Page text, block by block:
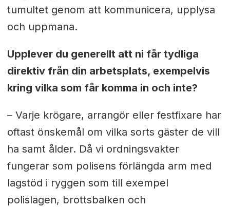
tumultet genom att kommunicera, upplysa
och uppmana.
Upplever du generellt att ni får tydliga
direktiv från din arbetsplats, exempelvis
kring vilka som får komma in och inte?
– Varje krögare, arrangör eller festfixare har
oftast önskemål om vilka sorts gäster de vill
ha samt ålder. Då vi ordningsvakter
fungerar som polisens förlängda arm med
lagstöd i ryggen som till exempel
polislagen, brottsbalken och